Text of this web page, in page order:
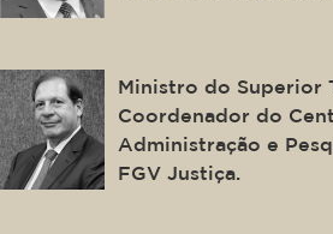
Ministro do Superior
Coordenador do
Administração e
FGV Justiça.